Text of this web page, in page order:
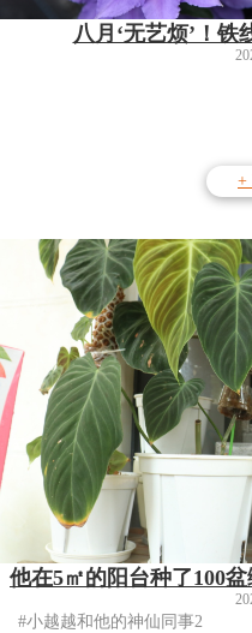
八月‘无艺烦’！
+
他在5㎡的阳台种了100
#小越越和他的神仙同事2